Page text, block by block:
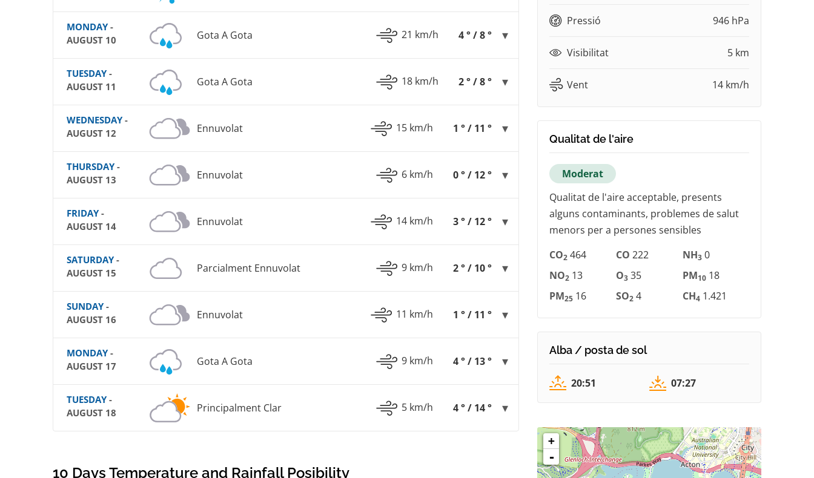
MONDAY-
AUGUST 10
Gota A Gota 21 km/h 4 ° / 8 °
TUESDAY-
AUGUST 11
Gota A Gota 18 km/h 2 ° / 8 °
WEDNESDAY-
AUGUST 12
Ennuvolat 15 km/h 1 ° / 11 °
THURSDAY-
AUGUST 13
Ennuvolat 6 km/h 0 ° / 12 °
FRIDAY-
AUGUST 14
Ennuvolat 14 km/h 3 ° / 12 °
SATURDAY-
AUGUST 15
Parcialment Ennuvolat 9 km/h 2 ° / 10 °
SUNDAY-
AUGUST 16
Ennuvolat 11 km/h 1 ° / 11 °
MONDAY-
AUGUST 17
Gota A Gota 9 km/h 4 ° / 13 °
TUESDAY-
AUGUST 18
Principalment Clar 5 km/h 4 ° / 14 °
10 Days Temperature and Rainfall Posibility
Pressió 946 hPa
Visibilitat 5 km
Vent 14 km/h
Qualitat de l'aire
Moderat
Qualitat de l'aire acceptable, presents
alguns contaminants, problemes de salut
menors per a persones sensibles
CO2 464 CO 222 NH3 0
NO2 13 O3 35 PM10 18
PM25 16 SO2 4 CH4 1.421
Alba / posta de sol
20:51 07:27
+
-